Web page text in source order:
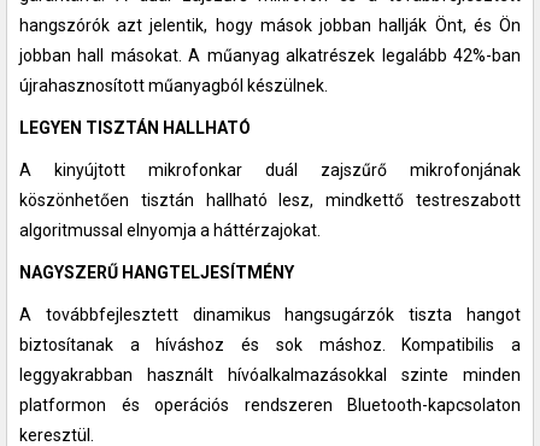
hangszórók azt jelentik, hogy mások jobban hallják Önt, és Ön
jobban hall másokat. A műanyag alkatrészek legalább 42%-ban
újrahasznosított műanyagból készülnek.
LEGYEN TISZTÁN HALLHATÓ
A kinyújtott mikrofonkar duál zajszűrő mikrofonjának
köszönhetően tisztán hallható lesz, mindkettő testreszabott
algoritmussal elnyomja a háttérzajokat.
NAGYSZERŰ HANGTELJESÍTMÉNY
A továbbfejlesztett dinamikus hangsugárzók tiszta hangot
biztosítanak a híváshoz és sok máshoz. Kompatibilis a
leggyakrabban használt hívóalkalmazásokkal szinte minden
platformon és operációs rendszeren Bluetooth-kapcsolaton
keresztül.